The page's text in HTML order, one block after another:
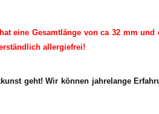
eine Gesamtlänge von ca 32 mm
allergiefrei!
geht! Wir können jahrelange